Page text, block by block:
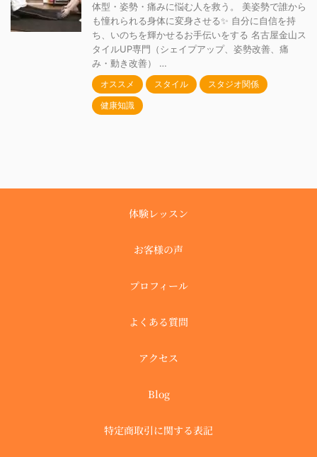
体型・姿勢・痛みに悩む人を救う。 美姿勢で誰から
も憧れられる身体に変身させる✨ 自分に自信を持
ち、いのちを輝かせるお手伝いをする 名古屋金山ス
タイルUP専門（シェイプアップ、姿勢改善、痛
み・動き改善） …
オススメ スタイル
スタジオ関係
健康知識
体験レッスン
お客様の声
プロフィール
よくある質問
アクセス
Blog
特定商取引に関する表記